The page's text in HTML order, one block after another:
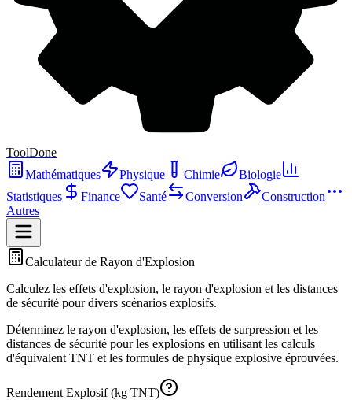
ToolDone
Mathématiques
Physique Chimie
Biologie
Statistiques
Finance Santé Conversion
Construction
Autres
Calculateur de Rayon d'Explosion
Calculez les effets d'explosion, le rayon d'explosion et les distances
de sécurité pour divers scénarios explosifs.
Déterminez le rayon d'explosion, les effets de surpression et les
distances de sécurité pour les explosions en utilisant les calculs
d'équivalent TNT et les formules de physique explosive éprouvées.
Rendement Explosif (kg TNT)